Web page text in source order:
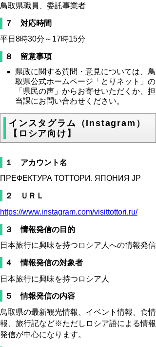
鳥取県職員、委託事業者
７ 対応時間
平日8時30分～17時15分
８ 留意事項
県政に関する質問・意見については、鳥
取県公式ホームページ「とりネット」の
「県民の声」からお寄せいただくか、担
当課にお問い合わせください。
インスタグラム（Instagram）
【ロシア向け】
１ アカウント名
ПРЕФЕКТУРА ТОТТОРИ. ЯПОНИЯ JP
２ ＵＲＬ
https://www.instagram.com/visittottori.ru/
３ 情報発信の目的
日本旅行に興味を持つロシア人への情報発信
４ 情報発信の対象者
日本旅行に興味を持つロシア人
５ 情報発信の内容
鳥取県の最新観光情報、イベント情報、食情
報、旅行記など※ただしロシア語による情報
発信が中心になります。